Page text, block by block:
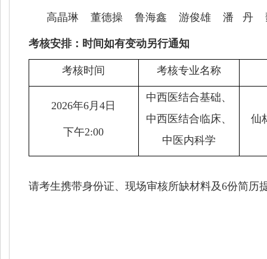
高晶琳 董德操 鲁海鑫 游俊雄 潘 丹
考核安排：时间如有变动另行通知
考核时间 考核专业名称
2026年6月4 日
下午2:00
中西医结合基础、
中西医结合临床、
中医内科学
仙
请考生携带身份证、现场审核所缺材料及6份简历